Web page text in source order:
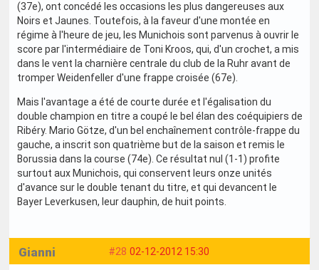
(37e), ont concédé les occasions les plus dangereuses aux
Noirs et Jaunes. Toutefois, à la faveur d'une montée en
régime à l'heure de jeu, les Munichois sont parvenus à ouvrir le
score par l'intermédiaire de Toni Kroos, qui, d'un crochet, a mis
dans le vent la charnière centrale du club de la Ruhr avant de
tromper Weidenfeller d'une frappe croisée (67e).
Mais l'avantage a été de courte durée et l'égalisation du
double champion en titre a coupé le bel élan des coéquipiers de
Ribéry. Mario Götze, d'un bel enchaînement contrôle-frappe du
gauche, a inscrit son quatrième but de la saison et remis le
Borussia dans la course (74e). Ce résultat nul (1-1) profite
surtout aux Munichois, qui conservent leurs onze unités
d'avance sur le double tenant du titre, et qui devancent le
Bayer Leverkusen, leur dauphin, de huit points.
#28 02-12-2012 15:30
Gianni